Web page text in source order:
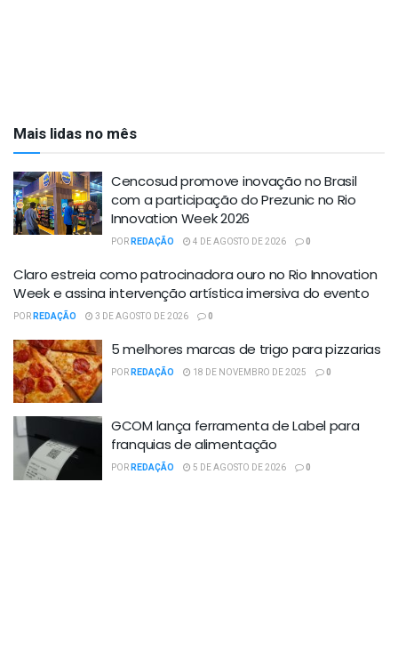
Mais lidas no mês
Cencosud promove inovação no Brasil
com a participação do Prezunic no Rio
Innovation Week 2026
PORREDAÇÃO 4 DE AGOSTO DE 2026 0
Claro estreia como patrocinadora ouro no Rio Innovation
Week e assina intervenção artística imersiva do evento
PORREDAÇÃO 3 DE AGOSTO DE 2026 0
5 melhores marcas de trigo para pizzarias
PORREDAÇÃO 18 DE NOVEMBRO DE 2025 0
GCOM lança ferramenta de Label para
franquias de alimentação
PORREDAÇÃO 5 DE AGOSTO DE 2026 0